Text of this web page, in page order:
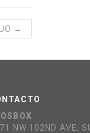
→
NW 102ND AVE,